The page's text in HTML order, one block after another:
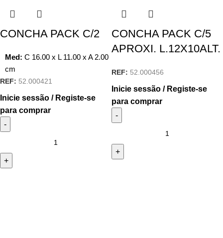
CONCHA PACK C/2
Med: C 16.00 x L 11.00 x A 2.00
cm
REF: 52.000421
Inicie sessão / Registe-se
para comprar
CONCHA PACK C/5
APROXI. L.12X10ALT.
REF: 52.000456
Inicie sessão / Registe-se
para comprar